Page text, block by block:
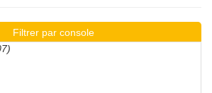
Filtrer par console